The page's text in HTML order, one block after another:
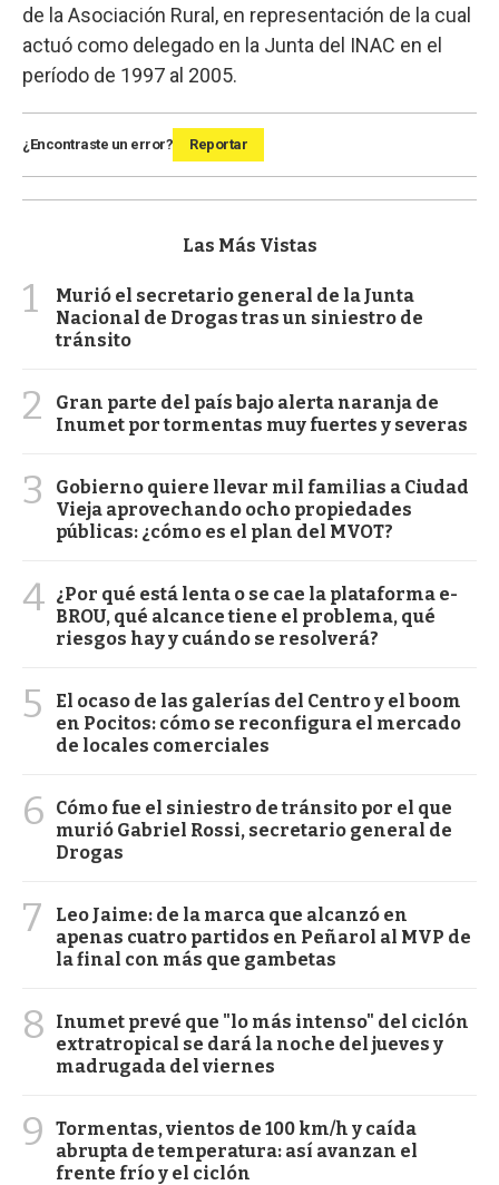
de la Asociación Rural, en representación de la cual
actuó como delegado en la Junta del INAC en el
período de 1997 al 2005.
¿Encontraste un error? Reportar
Las Más Vistas
1
Murió el secretario general de la Junta
Nacional de Drogas tras un siniestro de
tránsito
2
Gran parte del país bajo alerta naranja de
Inumet por tormentas muy fuertes y severas
3
Gobierno quiere llevar mil familias a Ciudad
Vieja aprovechando ocho propiedades
públicas: ¿cómo es el plan del MVOT?
4 ¿Por qué está lenta o se cae la plataforma e-
BROU, qué alcance tiene el problema, qué
riesgos hay y cuándo se resolverá?
5
El ocaso de las galerías del Centro y el boom
en Pocitos: cómo se reconfigura el mercado
de locales comerciales
6
Cómo fue el siniestro de tránsito por el que
murió Gabriel Rossi, secretario general de
Drogas
7
Leo Jaime: de la marca que alcanzó en
apenas cuatro partidos en Peñarol al MVP de
la final con más que gambetas
8
Inumet prevé que "lo más intenso" del ciclón
extratropical se dará la noche del jueves y
madrugada del viernes
9
Tormentas, vientos de 100 km/h y caída
abrupta de temperatura: así avanzan el
frente frío y el ciclón